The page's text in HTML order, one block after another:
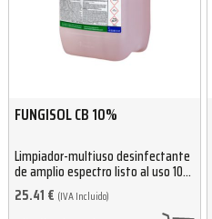
FUNGISOL CB 10%
Limpiador-multiuso desinfectante
de amplio espectro listo al uso 10
Kg
25.41 € (IVA Incluido)